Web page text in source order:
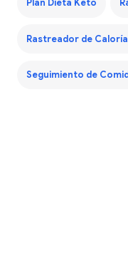
Plan Dieta Keto
Rastreador de
Seguimiento de